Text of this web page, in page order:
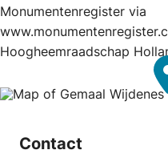
Monumentenregister via
Hoogheemraadschap
Contact